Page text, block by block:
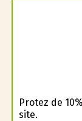
Profitez de
site.